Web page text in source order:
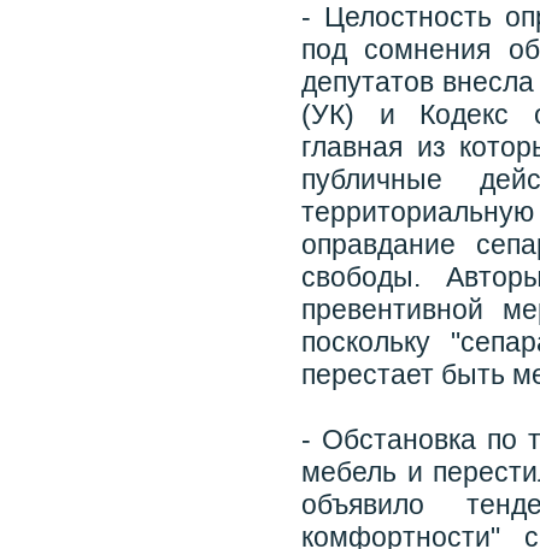
- Целостность
под сомнения
депутатов
(УК) и Кодекс
главная из
публичные
оправдание
свободы.
превентивной
поскольку
перестает быть
- Обстановка по
мебель и
объявило